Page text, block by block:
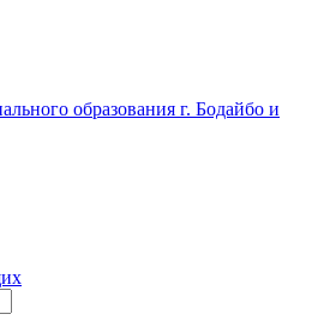
образования г. Бодайбо и